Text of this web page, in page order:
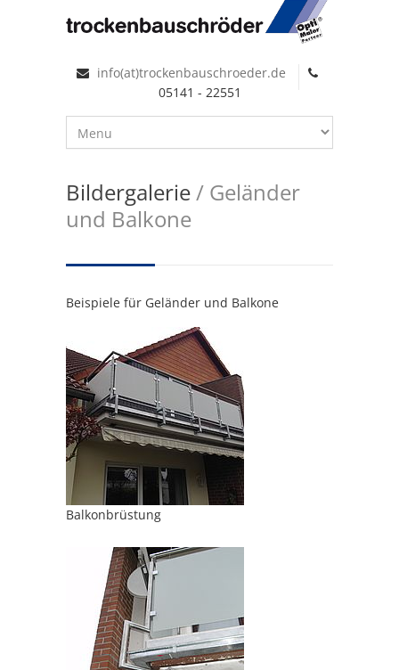
info(at)trockenbauschroeder.de
05141 - 22551
Bildergalerie/ Geländer
und Balkone
Beispiele für Geländer und Balkone
Balkonbrüstung